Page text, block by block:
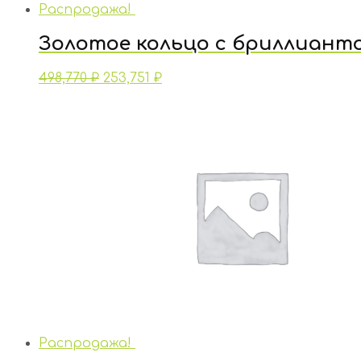
Распродажа!
Золотое кольцо с
498,770₽ 253,751 ₽
Распродажа!